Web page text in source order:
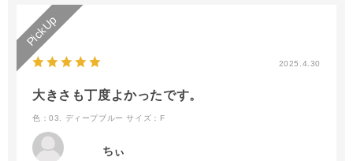
2025.4.30
大きさも丁度よかったです。
色：03. ディープブルー サイズ：F
ちぃ